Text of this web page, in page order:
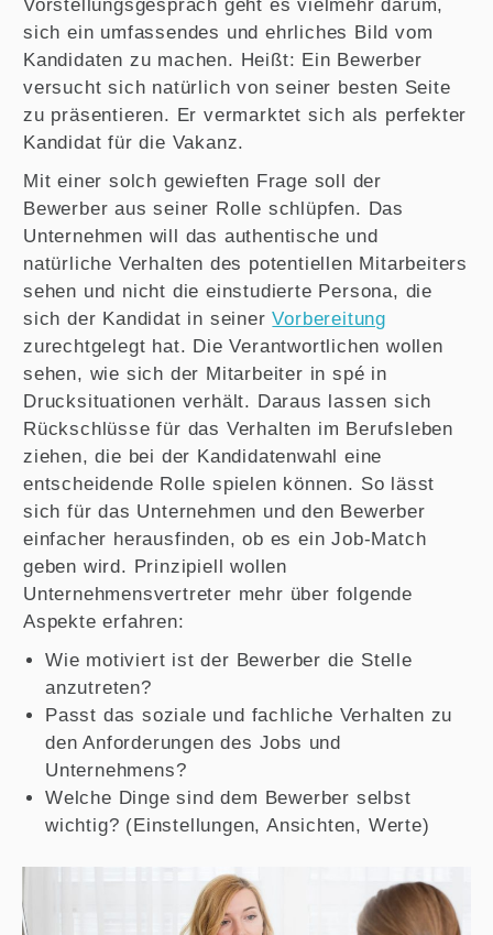
Vorstellungsgespräch geht es vielmehr darum,
sich ein umfassendes und ehrliches Bild vom
Kandidaten zu machen. Heißt: Ein Bewerber
versucht sich natürlich von seiner besten Seite
zu präsentieren. Er vermarktet sich als perfekter
Kandidat für die Vakanz.
Mit einer solch gewieften Frage soll der
Bewerber aus seiner Rolle schlüpfen. Das
Unternehmen will das authentische und
natürliche Verhalten des potentiellen Mitarbeiters
sehen und nicht die einstudierte Persona, die
sich der Kandidat in seinerVorbereitung
zurechtgelegt hat. Die Verantwortlichen wollen
sehen, wie sich der Mitarbeiter in spé in
Drucksituationen verhält. Daraus lassen sich
Rückschlüsse für das Verhalten im Berufsleben
ziehen, die bei der Kandidatenwahl eine
entscheidende Rolle spielen können. So lässt
sich für das Unternehmen und den Bewerber
einfacher herausfinden, ob es ein Job-Match
geben wird. Prinzipiell wollen
Unternehmensvertreter mehr über folgende
Aspekte erfahren:
Wie motiviert ist der Bewerber die Stelle
anzutreten?
Passt das soziale und fachliche Verhalten zu
den Anforderungen des Jobs und
Unternehmens?
Welche Dinge sind dem Bewerber selbst
wichtig? (Einstellungen, Ansichten, Werte)